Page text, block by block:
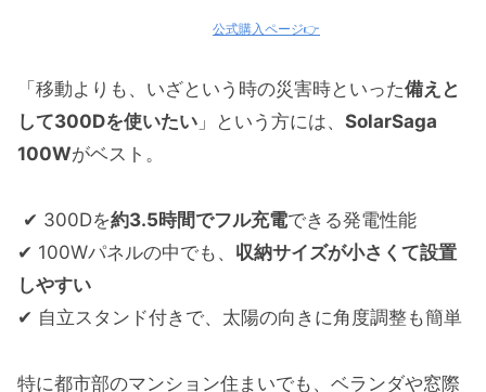
公式購入ページ👉
「移動よりも、いざという時の災害時といった備えと
して300Dを使いたい 」という方には、 SolarSaga
100Wがベスト。
✔ 300Dを約3.5時間でフル充電できる発電性能
✔ 100Wパネルの中でも、 収納サイズが小さくて設置
しやすい
✔ 自立スタンド付きで、太陽の向きに角度調整も簡単
特に都市部のマンション住まいでも、ベランダや窓際